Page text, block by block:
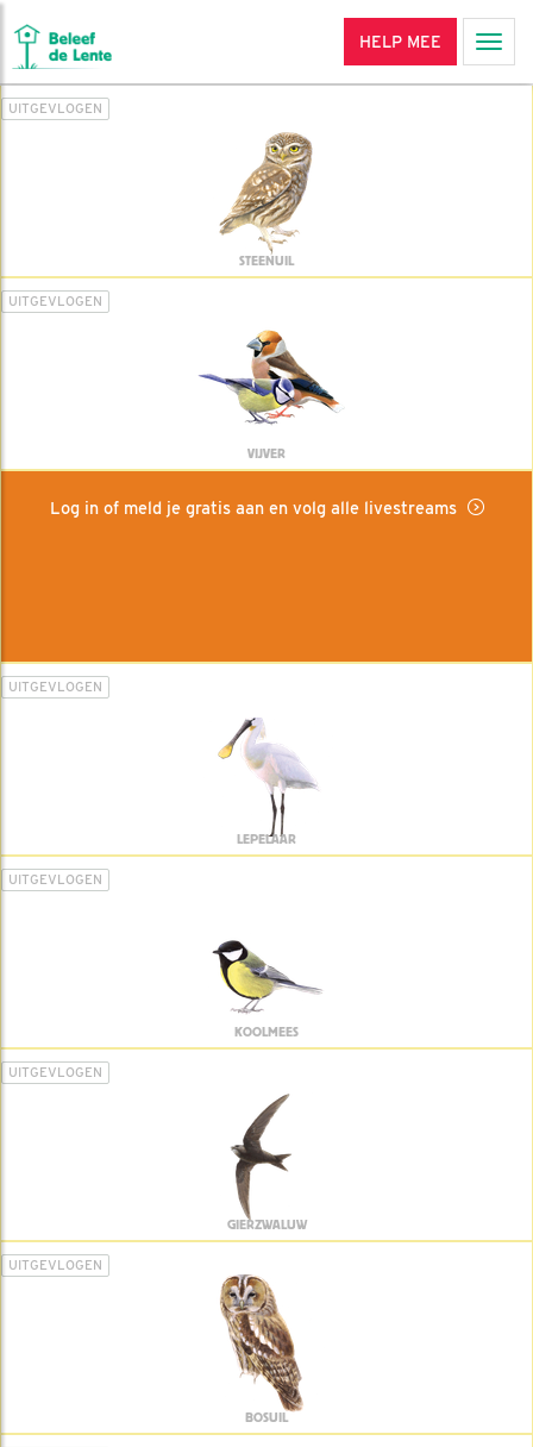
HELP MEE
UITGEVLOGEN
STEENUIL
UITGEVLOGEN
VIJVER
Log in of meld je gratis aan en volg alle livestreams
UITGEVLOGEN
LEPELAAR
UITGEVLOGEN
KOOLMEES
UITGEVLOGEN
GIERZWALUW
UITGEVLOGEN
BOSUIL